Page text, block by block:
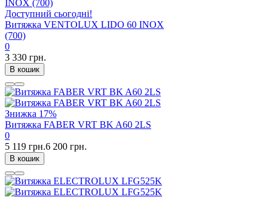
Доступний сьогодні!
Витяжка VENTOLUX LIDO 60 INOX
(700)
0
3 330 грн.
В кошик
Знижка 17%
Витяжка FABER VRT BK A60 2LS
0
5 119 грн.6 200 грн.
В кошик